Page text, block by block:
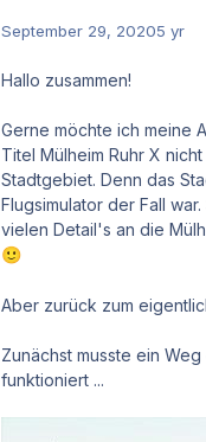
September 29, 20205 yr
Hallo zusammen!
Gerne möchte ich meine
Titel Mülheim Ruhr X
Stadtgebiet. Denn das
Flugsimulator der Fall
vielen Detail's an die
🙂
Aber zurück zum
Zunächst musste ein
funktioniert ...